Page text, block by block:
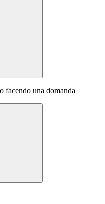
facendo una domanda